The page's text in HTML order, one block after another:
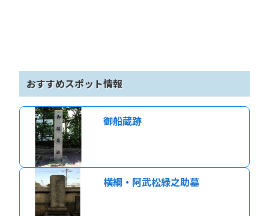
おすすめスポット情報
御船蔵跡
横綱・阿武松緑之助墓